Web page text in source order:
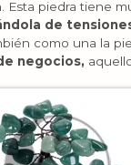
piedra tiene
de
como una la
negocios,